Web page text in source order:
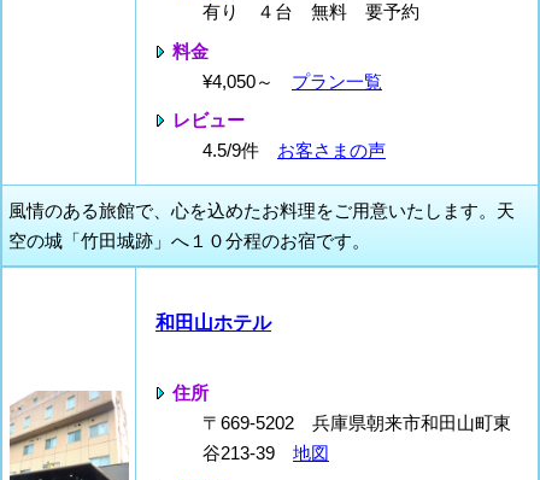
有り ４台 無料 要予約
料金
¥4,050～ プラン一覧
レビュー
4.5/9件 お客さまの声
風情のある旅館で、心を込めたお料理をご用意いたします。天
空の城「竹田城跡」へ１０分程のお宿です。
和田山ホテル
住所
〒669-5202 兵庫県朝来市和田山町東
谷213-39 地図